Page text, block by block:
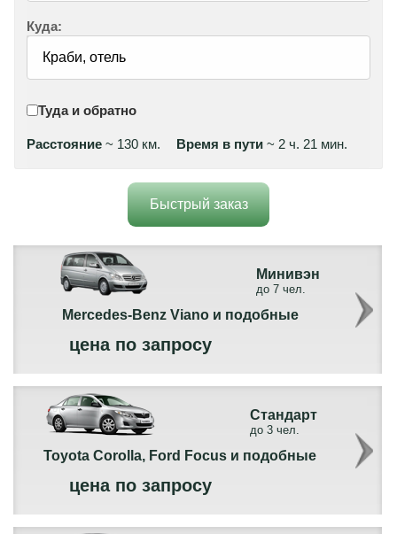
Куда:
Туда и обратно
Расстояние~ 130 км. Время в пути~ 2 ч. 21 мин.
Быстрый заказ
Минивэн
до 7 чел.
Mercedes-Benz Viano и подобные
цена по запросу
Стандарт
до 3 чел.
Toyota Corolla, Ford Focus и подобные
цена по запросу